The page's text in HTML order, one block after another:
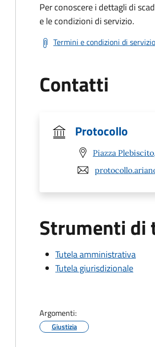
Per conoscere i dettagli di
e le condizioni di servizio.
Termini e condizioni di servizio
Contatti
Protocollo
Piazza
Strumenti di
Tutela amministrativa
Tutela giurisdizionale
Argomenti:
Giustizia